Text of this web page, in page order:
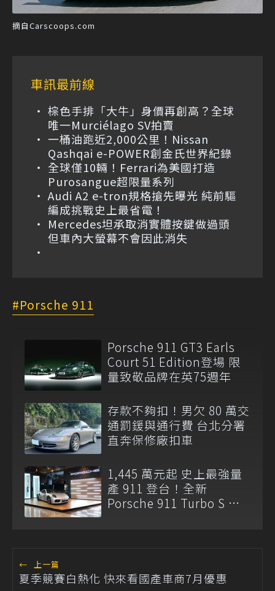
摘自Carscoops.com
車訊最前線
棕色手排「大牛」身價再創高？全球
唯一Murciélago SV拍賣
一桶油跑近2,000公里！Nissan
Qashqai e-POWER創金氏世界紀錄
全球僅10輛！Ferrari為美國打造
Purosangue超限量系列
Audi A2 e-tron規格搶先曝光 純前驅
編成挑戰史上最省電！
Mercedes坦承取消實體按鍵做過頭
但車內大螢幕不會因此消失
Porsche 911
Porsche 911 GT3 Earls
Court 51 Edition登場 限
量致敬品牌在英75週年
存款不夠扣！男欠 80 萬交
通罰鍰與通行費 台北分署
直奔保修廠扣車
1,445 萬元起 史上最強量
產 911 登台！全新
Porsche 911 Turbo S 正
← 上一篇
夏季競賽白熱化 快來看國產車商7月優惠